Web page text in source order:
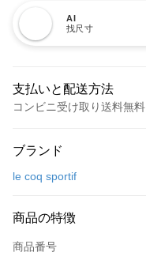
AI
找尺寸
支払いと配送方法
コンビニ受け取り送料無料
クレジットカード1回払い
LINE Pay
Apple Pay
ブランド
le coq sportif
商品の特徴
商品番号